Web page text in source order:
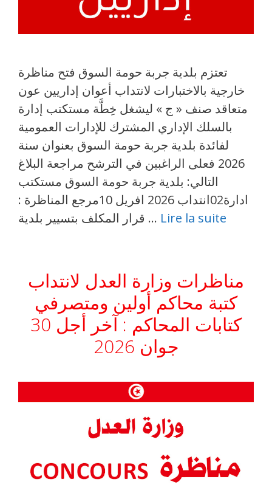
تعتزم بلدية جربة حومة السوق فتح مناظرة
خارجية بالاختبارات لانتداب أعوان إداريين عون
متعاقد صنف « ج » ليشغل خِطَّة مستكتب إدارة
بالسلك الإداري المشترك للإدارات العمومية
لفائدة بلدية جربة حومة السوق بعنوان سنة
2026 فعلى الراغبين في الترشح مراجعة البلاغ
التالي: بلدية جربة حومة السوق مستكتب
ادارة02انتداب 2026 افريل 10مرجع المناظرة :
قرار المكلف بتسيير بلدية … Lire la suite
مناظرات وزارة العدل لانتداب
كتبة محاكم أولين ومتصرفي
كتابات المحاكم : آخر أجل 30
جوان 2026